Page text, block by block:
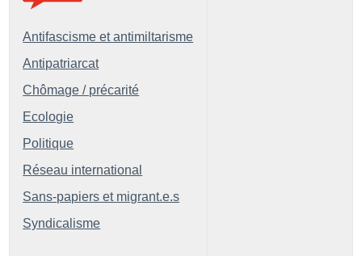
Antifascisme et antimiltarisme
Antipatriarcat
Chômage / précarité
Ecologie
Politique
Réseau international
Sans-papiers et migrant.e.s
Syndicalisme